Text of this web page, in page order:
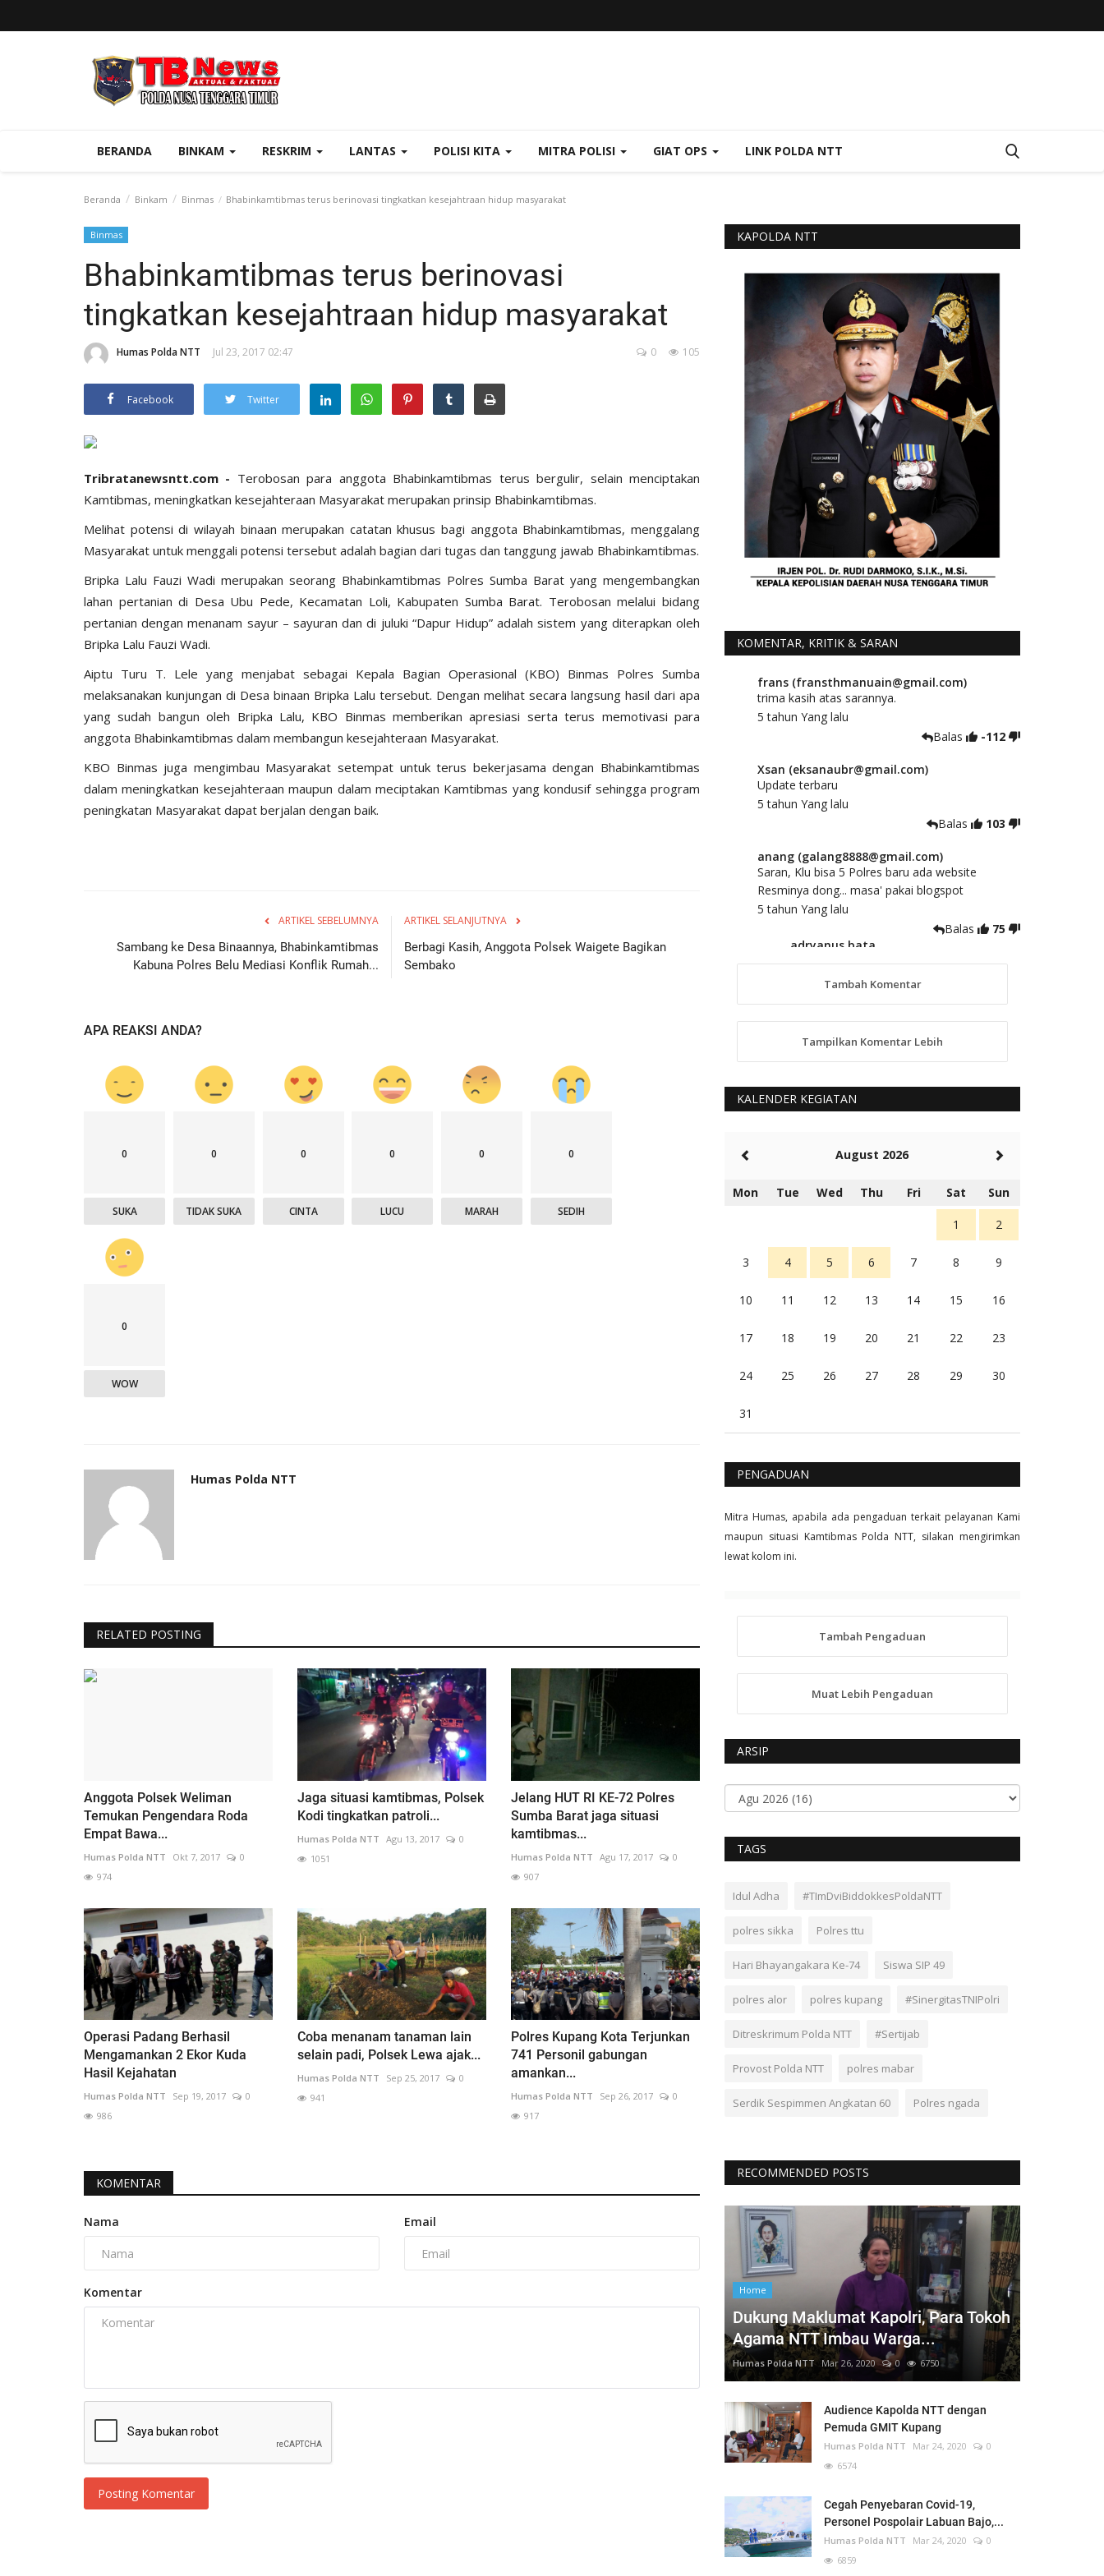
BERANDA BINKAM RESKRIM LANTAS POLISI KITA MITRA POLISI GIAT OPS LINK POLDA NTT
Beranda Binkam Binmas Bhabinkamtibmas terus berinovasi tingkatkan kesejahtraan hidup masyarakat
Binmas
Bhabinkamtibmas terus berinovasi
tingkatkan kesejahtraan hidup masyarakat
Humas Polda NTT Jul 23, 2017 02:47 105
0
Facebook Twitter
Tribratanewsntt.com - Terobosan para anggota Bhabinkamtibmas terus bergulir, selain menciptakan
Kamtibmas, meningkatkan kesejahteraan Masyarakat merupakan prinsip Bhabinkamtibmas.
Melihat potensi di wilayah binaan merupakan catatan khusus bagi anggota Bhabinkamtibmas, menggalang
Masyarakat untuk menggali potensi tersebut adalah bagian dari tugas dan tanggung jawab Bhabinkamtibmas.
Bripka Lalu Fauzi Wadi merupakan seorang Bhabinkamtibmas Polres Sumba Barat yang mengembangkan
lahan pertanian di Desa Ubu Pede, Kecamatan Loli, Kabupaten Sumba Barat. Terobosan melalui bidang
pertanian dengan menanam sayur – sayuran dan di juluki “Dapur Hidup” adalah sistem yang diterapkan oleh
Bripka Lalu Fauzi Wadi.
Aiptu Turu T. Lele yang menjabat sebagai Kepala Bagian Operasional (KBO) Binmas Polres Sumba
melaksanakan kunjungan di Desa binaan Bripka Lalu tersebut. Dengan melihat secara langsung hasil dari apa
yang sudah bangun oleh Bripka Lalu, KBO Binmas memberikan apresiasi serta terus memotivasi para
anggota Bhabinkamtibmas dalam membangun kesejahteraan Masyarakat.
KBO Binmas juga mengimbau Masyarakat setempat untuk terus bekerjasama dengan Bhabinkamtibmas
dalam meningkatkan kesejahteraan maupun dalam meciptakan Kamtibmas yang kondusif sehingga program
peningkatan Masyarakat dapat berjalan dengan baik.
ARTIKEL SEBELUMNYA
Sambang ke Desa Binaannya, Bhabinkamtibmas
Kabuna Polres Belu Mediasi Konflik Rumah...
ARTIKEL SELANJUTNYA
Berbagi Kasih, Anggota Polsek Waigete Bagikan
Sembako
APA REAKSI ANDA?
0
SUKA
0
TIDAK SUKA
0
CINTA
0
LUCU
0
MARAH
0
SEDIH
0
WOW
Humas Polda NTT
RELATED POSTING
Anggota Polsek Weliman
Temukan Pengendara Roda
Empat Bawa...
Humas Polda NTT Okt 7, 2017
0
974
Jaga situasi kamtibmas, Polsek
Kodi tingkatkan patroli...
Humas Polda NTT Agu 13, 2017
0
1051
Jelang HUT RI KE-72 Polres
Sumba Barat jaga situasi
kamtibmas...
Humas Polda NTT Agu 17, 2017
0
907
Operasi Padang Berhasil
Mengamankan 2 Ekor Kuda
Hasil Kejahatan
Humas Polda NTT Sep 19, 2017
0
986
Coba menanam tanaman lain
selain padi, Polsek Lewa ajak...
Humas Polda NTT Sep 25, 2017
0
941
Polres Kupang Kota Terjunkan
741 Personil gabungan
amankan...
Humas Polda NTT Sep 26, 2017
0
917
KOMENTAR
Nama Email
Komentar
Posting Komentar
KAPOLDA NTT
KOMENTAR, KRITIK & SARAN
frans (fransthmanuain@gmail.com)
trima kasih atas sarannya.
5 tahun Yang lalu
Balas
-112
Xsan (eksanaubr@gmail.com)
Update terbaru
5 tahun Yang lalu
Balas
103
anang (galang8888@gmail.com)
Saran, Klu bisa 5 Polres baru ada website
Resminya dong... masa' pakai blogspot
5 tahun Yang lalu
Balas
75
adryanus bata
kami tindaklanjuti
5 tahun Yang lalu
88
anggy (anakkaos@gmail.com)
Sumba Barat Aman, Trmksih Pak Polisi
5 tahun Yang lalu
Rambu (rambu03@gmail.com)
5 tahun Yang lalu
Balas
16
Tambah Komentar
Tampilkan Komentar Lebih
KALENDER KEGIATAN
August 2026
Mon Tue Wed Thu Fri Sat Sun
1 2
3 4 5 6 7 8 9
10 11 12 13 14 15 16
17 18 19 20 21 22 23
24 25 26 27 28 29 30
31
PENGADUAN
Mitra Humas, apabila ada pengaduan terkait pelayanan Kami
maupun situasi Kamtibmas Polda NTT, silakan mengirimkan
lewat kolom ini.
Tambah Pengaduan
Muat Lebih Pengaduan
ARSIP
TAGS
Idul Adha #TImDviBiddokkesPoldaNTT
polres sikka Polres ttu
Hari Bhayangakara Ke-74 Siswa SIP 49
polres alor polres kupang #SinergitasTNIPolri
Ditreskrimum Polda NTT #Sertijab
Provost Polda NTT polres mabar
Serdik Sespimmen Angkatan 60 Polres ngada
RECOMMENDED POSTS
Home
Dukung Maklumat Kapolri, Para Tokoh
Agama NTT Imbau Warga...
Humas Polda NTT Mar 26, 2020 0 6750
Audience Kapolda NTT dengan
Pemuda GMIT Kupang
Humas Polda NTT Mar 24, 2020
0
6574
Cegah Penyebaran Covid-19,
Personel Pospolair Labuan Bajo,...
Humas Polda NTT Mar 24, 2020
0
6859